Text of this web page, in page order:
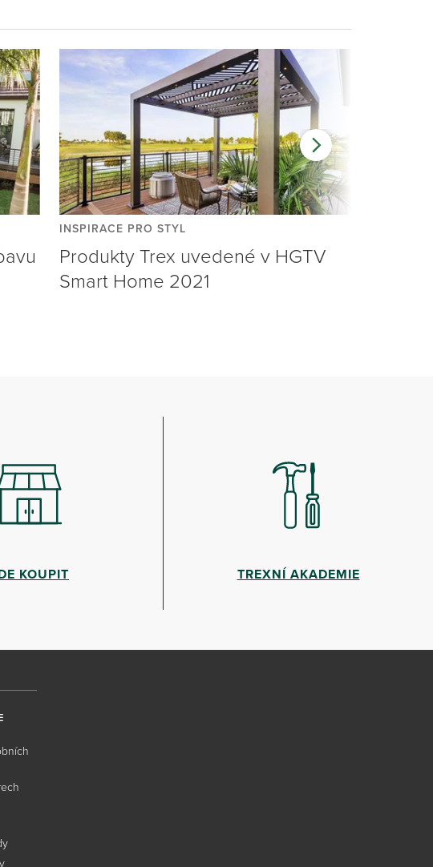
INSPIRACE PRO STYL
Produkty Trex uvedené v HGTV
Smart Home 2021
KOUPIT TREXNÍ AKADEMIE